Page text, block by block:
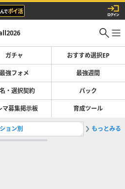
ガチャ おすすめ選択EP
最強フォメ 最強週間
・選択契約 パック
マ募集掲示板 育成ツール
ョン別 2
もっとみる